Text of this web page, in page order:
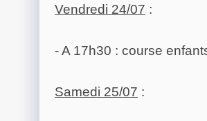
Vendredi 24/07 :
- A 17h30 : course
Samedi 25/07 :